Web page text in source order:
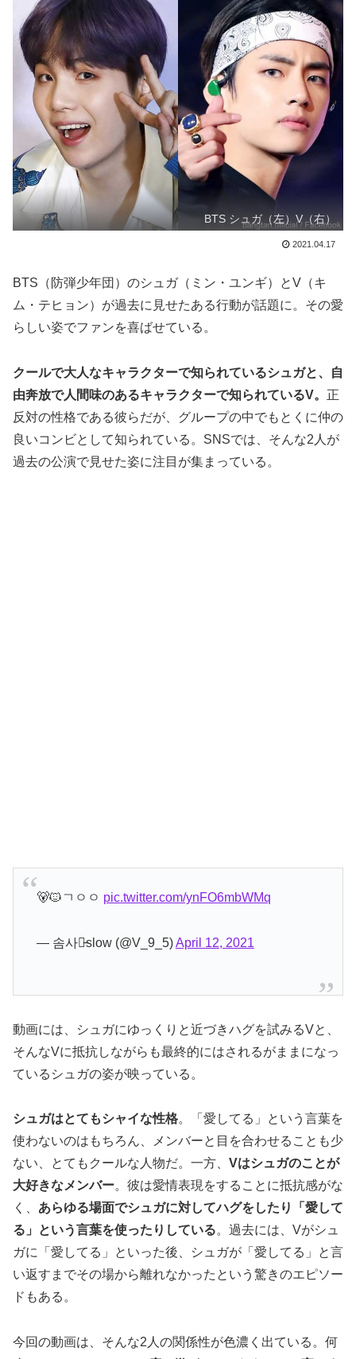
BTS シュガ（左）V（右）
2021.04.17
BTS（防弾少年団）のシュガ（ミン・ユンギ）とV（キ
ム・テヒョン）が過去に見せたある行動が話題に。その愛
らしい姿でファンを喜ばせている。
クールで大人なキャラクターで知られているシュガと、自
由奔放で人間味のあるキャラクターで知られているV。 正
反対の性格である彼らだが、グループの中でもとくに仲の
良いコンビとして知られている。SNSでは、そんな2人が
過去の公演で見せた姿に注目が集まっている。
🐻🐱ㄱㅇㅇ pic.twitter.com/ynFO6mbWMq
— 솜사탕̵slow (@V_9_5)April 12, 2021
動画には、シュガにゆっくりと近づきハグを試みるVと、
そんなVに抵抗しながらも最終的にはされるがままになっ
ているシュガの姿が映っている。
シュガはとてもシャイな性格。「愛してる」という言葉を
使わないのはもちろん、メンバーと目を合わせることも少
ない、とてもクールな人物だ。一方、 Vはシュガのことが
大好きなメンバー。彼は愛情表現をすることに抵抗感がな
く、 あらゆる場面でシュガに対してハグをしたり「愛して
る」という言葉を使ったりしている。過去には、Vがシュ
ガに「愛してる」といった後、シュガが「愛してる」と言
い返すまでその場から離れなかったという驚きのエピソー
ドもある。
今回の動画は、そんな2人の関係性が色濃く出ている。何